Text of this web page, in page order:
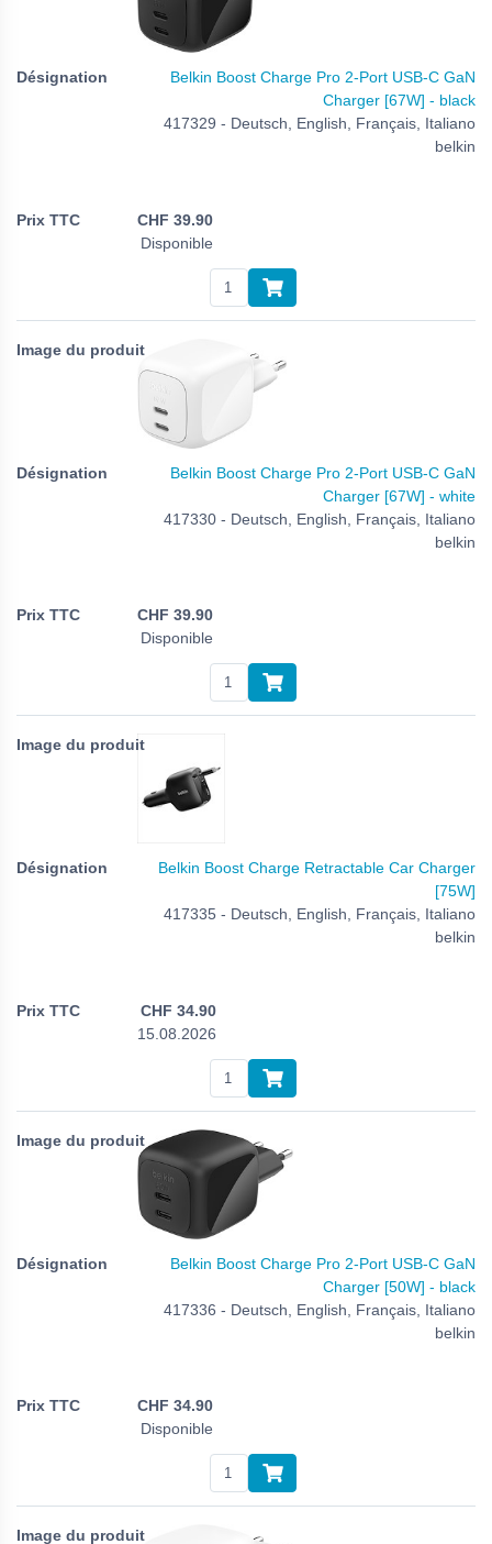
Belkin Boost Charge Pro 2-Port USB-C GaN
Charger [67W] - black
417329 - Deutsch, English, Français, Italiano
belkin
CHF 39.90
Disponible
Belkin Boost Charge Pro 2-Port USB-C GaN
Charger [67W] - white
417330 - Deutsch, English, Français, Italiano
belkin
CHF 39.90
Disponible
Belkin Boost Charge Retractable Car Charger
[75W]
417335 - Deutsch, English, Français, Italiano
belkin
CHF 34.90
15.08.2026
Belkin Boost Charge Pro 2-Port USB-C GaN
Charger [50W] - black
417336 - Deutsch, English, Français, Italiano
belkin
CHF 34.90
Disponible